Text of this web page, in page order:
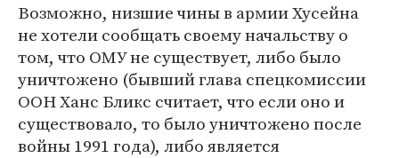
Возможно, низшие чины в армии Хусейна
не хотели сообщать своему начальству о
том, что ОМУ не существует, либо было
уничтожено (бывший глава спецкомиссии
ООН Ханс Бликс считает, что если оно и
существовало, то было уничтожено после
войны 1991 года), либо является